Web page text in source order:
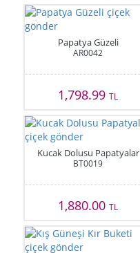
Papatya Güzeli
AR0042
1,798.99TL
Kucak Dolusu Papatyalar
BT0019
1,880.00TL